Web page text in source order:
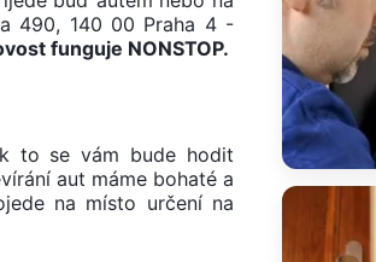
490, 140 00 Praha 4 -
funguje NONSTOP.
to se vám bude hodit
aut máme bohaté a
na místo určení na